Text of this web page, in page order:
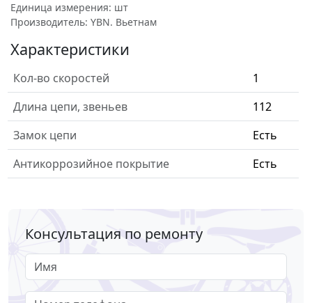
Единица измерения: шт
Производитель: YBN. Вьетнам
Характеристики
Кол-во скоростей
1
Длина цепи, звеньев
112
Замок цепи
Есть
Антикоррозийное покрытие
Есть
Консультация по ремонту
Имя
Номер телефона